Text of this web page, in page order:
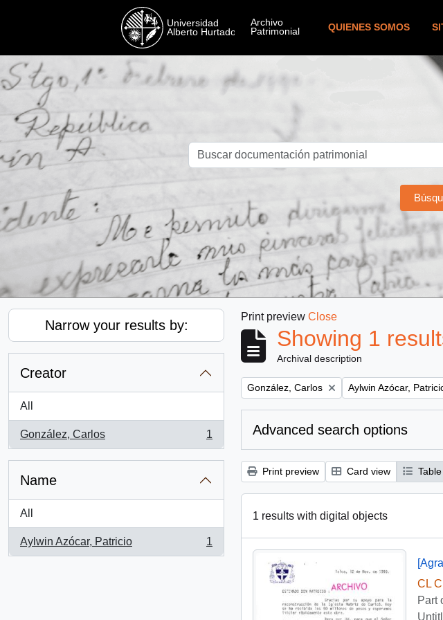
QUIENES SOMOS
Narrow your results by:
Creator
All
González, Carlos
, 1 results
1
Name
All
Aylwin Azócar, Patricio
, 1 results
1
Print preview Close
Showing 1
Archival description
Remove filter:
González, Carlos Remove filter:
Aylwin Azócar,
Advanced search options
Print preview Card view
1 results with digital objects
CL
Part